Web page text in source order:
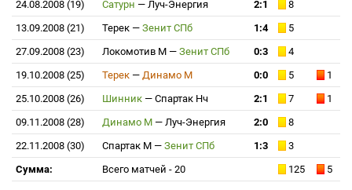
24.08.2008 (19)
Сатурн — Луч-Энергия 2:1
8
13.09.2008 (21)
Терек — Зенит СПб 1:4
5
27.09.2008 (23)
Локомотив М — Зенит СПб 0:3
4
19.10.2008 (25)
Терек — Динамо М 0:0 5
1
25.10.2008 (26)
Шинник — Спартак Нч 2:1 7
1
09.11.2008 (28)
Динамо М — Луч-Энергия 2:0
8
22.11.2008 (30)
Спартак М — Зенит СПб 1:3
3
Сумма:
Всего матчей - 20 125 5